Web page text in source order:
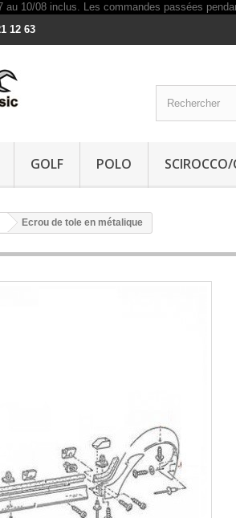
12 63
GOLF POLO
Ecrou de tole en métalique